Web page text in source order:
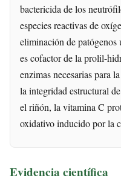
bactericida de los
especies reactivas de
eliminación de
es cofactor de la prolil-
enzimas necesarias para
la integridad estructural
el riñón, la vitamina C
oxidativo inducido por la
Evidencia científica